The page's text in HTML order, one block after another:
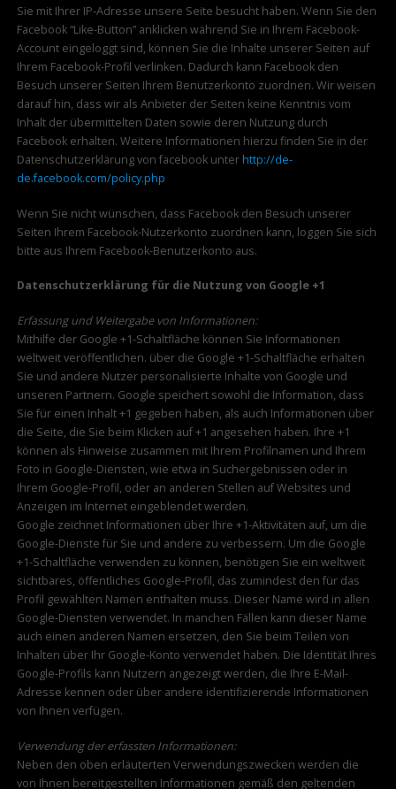
Sie mit Ihrer IP-Adresse unsere Seite besucht haben. Wenn Sie den
Facebook “Like-Button” anklicken während Sie in Ihrem Facebook-
Account eingeloggt sind, können Sie die Inhalte unserer Seiten auf
Ihrem Facebook-Profil verlinken. Dadurch kann Facebook den
Besuch unserer Seiten Ihrem Benutzerkonto zuordnen. Wir weisen
darauf hin, dass wir als Anbieter der Seiten keine Kenntnis vom
Inhalt der übermittelten Daten sowie deren Nutzung durch
Facebook erhalten. Weitere Informationen hierzu finden Sie in der
Datenschutzerklärung von facebook unterhttp://de-
de.facebook.com/policy.php
Wenn Sie nicht wünschen, dass Facebook den Besuch unserer
Seiten Ihrem Facebook-Nutzerkonto zuordnen kann, loggen Sie sich
bitte aus Ihrem Facebook-Benutzerkonto aus.
Datenschutzerklärung für die Nutzung von Google +1
Erfassung und Weitergabe von Informationen:
Mithilfe der Google +1-Schaltfläche können Sie Informationen
weltweit veröffentlichen. über die Google +1-Schaltfläche erhalten
Sie und andere Nutzer personalisierte Inhalte von Google und
unseren Partnern. Google speichert sowohl die Information, dass
Sie für einen Inhalt +1 gegeben haben, als auch Informationen über
die Seite, die Sie beim Klicken auf +1 angesehen haben. Ihre +1
können als Hinweise zusammen mit Ihrem Profilnamen und Ihrem
Foto in Google-Diensten, wie etwa in Suchergebnissen oder in
Ihrem Google-Profil, oder an anderen Stellen auf Websites und
Anzeigen im Internet eingeblendet werden.
Google zeichnet Informationen über Ihre +1-Aktivitäten auf, um die
Google-Dienste für Sie und andere zu verbessern. Um die Google
+1-Schaltfläche verwenden zu können, benötigen Sie ein weltweit
sichtbares, öffentliches Google-Profil, das zumindest den für das
Profil gewählten Namen enthalten muss. Dieser Name wird in allen
Google-Diensten verwendet. In manchen Fällen kann dieser Name
auch einen anderen Namen ersetzen, den Sie beim Teilen von
Inhalten über Ihr Google-Konto verwendet haben. Die Identität Ihres
Google-Profils kann Nutzern angezeigt werden, die Ihre E-Mail-
Adresse kennen oder über andere identifizierende Informationen
von Ihnen verfügen.
Verwendung der erfassten Informationen:
Neben den oben erläuterten Verwendungszwecken werden die
von Ihnen bereitgestellten Informationen gemäß den geltenden